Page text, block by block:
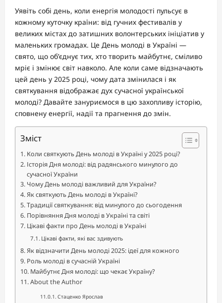
Уявіть собі день, коли енергія молодості пульсує в
кожному куточку країни: від гучних фестивалів у
великих містах до затишних волонтерських ініціатив у
маленьких громадах. Це День молоді в Україні —
свято, що об’єднує тих, хто творить майбутнє, сміливо
мріє і змінює світ навколо. Але коли саме відзначають
цей день у 2025 році, чому дата змінилася і як
святкування відображає дух сучасної української
молоді? Давайте зануриємося в цю захопливу історію,
сповнену енергії, надії та прагнення до змін.
Зміст
Коли святкують День молоді в Україні у 2025 році?
Історія Дня молоді: від радянського минулого до
сучасної України
Чому День молоді важливий для України?
Як святкують День молоді в Україні?
Традиції святкування: від минулого до сьогодення
Порівняння Дня молоді в Україні та світі
Цікаві факти про День молоді в Україні
Цікаві факти, які вас здивують
Як відзначити День молоді 2025: ідеї для кожного
Роль молоді в сучасній Україні
Майбутнє Дня молоді: що чекає Україну?
About the Author
Стаценко Ярослав